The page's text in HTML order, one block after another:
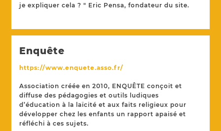
je expliquer cela ? " Eric Pensa, fondateur du site.
Enquête
https://www.enquete.asso.fr/
Association créée en 2010, ENQUÊTE conçoit et
diffuse des pédagogies et outils ludiques
d’éducation à la laïcité et aux faits religieux pour
développer chez les enfants un rapport apaisé et
réfléchi à ces sujets.